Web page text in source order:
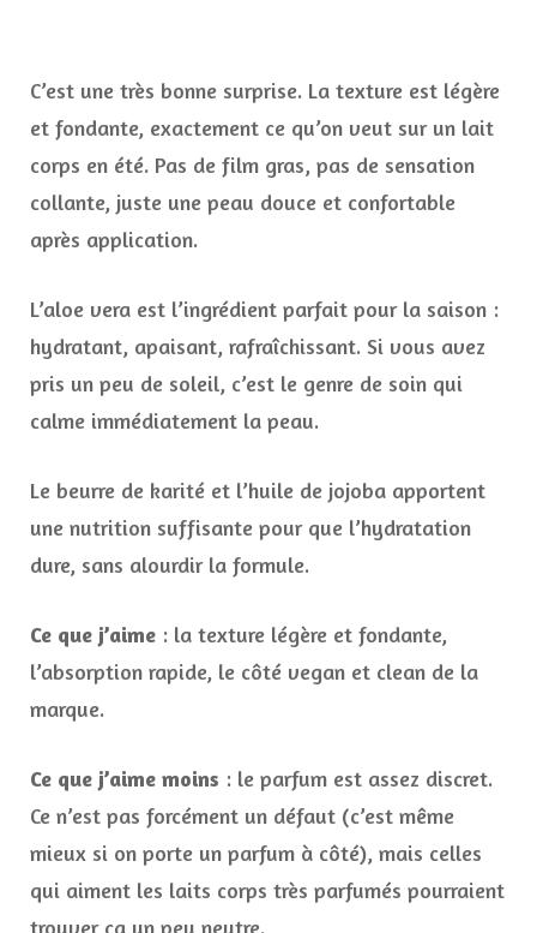
C’est une très bonne surprise. La texture est légère
et fondante, exactement ce qu’on veut sur un lait
corps en été. Pas de film gras, pas de sensation
collante, juste une peau douce et confortable
après application.
L’aloe vera est l’ingrédient parfait pour la saison :
hydratant, apaisant, rafraîchissant. Si vous avez
pris un peu de soleil, c’est le genre de soin qui
calme immédiatement la peau.
Le beurre de karité et l’huile de jojoba apportent
une nutrition suffisante pour que l’hydratation
dure, sans alourdir la formule.
Ce que j’aime : la texture légère et fondante,
l’absorption rapide, le côté vegan et clean de la
marque.
Ce que j’aime moins : le parfum est assez discret.
Ce n’est pas forcément un défaut (c’est même
mieux si on porte un parfum à côté), mais celles
qui aiment les laits corps très parfumés pourraient
trouver ça un peu neutre.